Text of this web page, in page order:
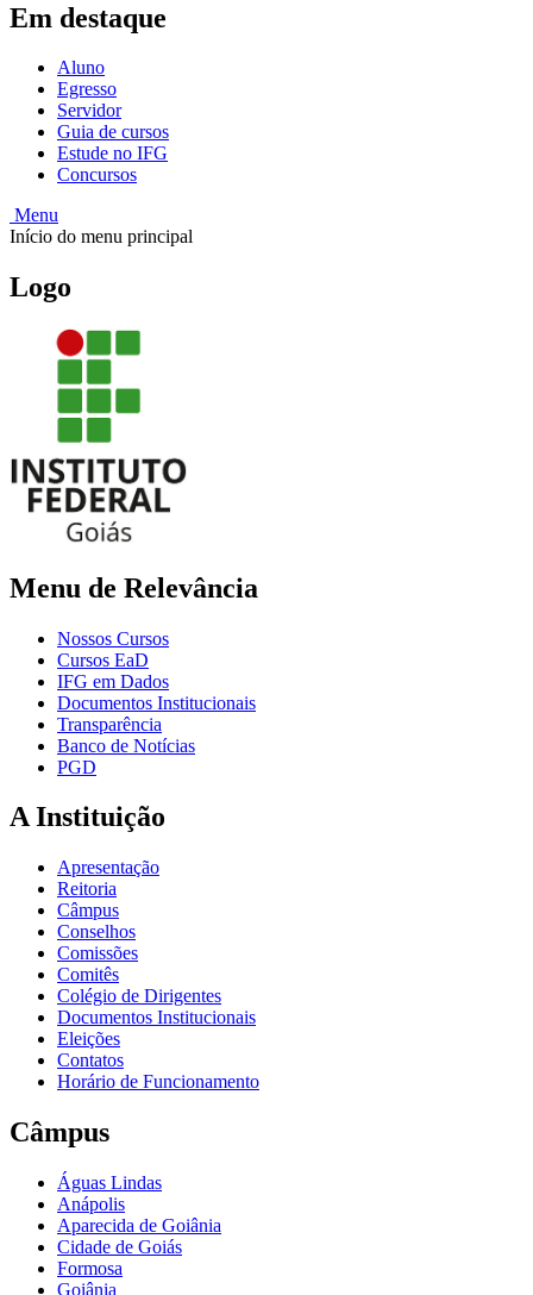
Em destaque
Aluno
Egresso
Servidor
Guia de cursos
Estude no IFG
Concursos
Menu
Início do menu principal
Logo
Menu de Relevância
Nossos Cursos
Cursos EaD
IFG em Dados
Documentos Institucionais
Transparência
Banco de Notícias
PGD
A Instituição
Apresentação
Reitoria
Câmpus
Conselhos
Comissões
Comitês
Colégio de Dirigentes
Documentos Institucionais
Eleições
Contatos
Horário de Funcionamento
Câmpus
Águas Lindas
Anápolis
Aparecida de Goiânia
Cidade de Goiás
Formosa
Goiânia